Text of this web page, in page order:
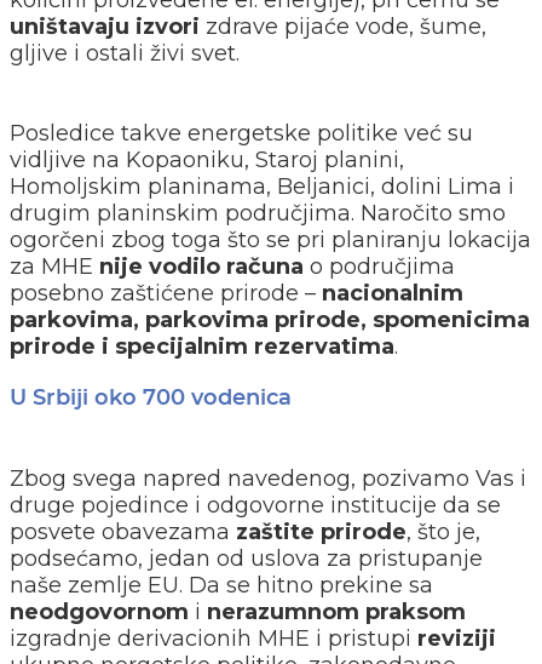
uništavaju izvori zdrave pijaće vode, šume,
gljive i ostali živi svet.
Posledice takve energetske politike već su
vidljive na Kopaoniku, Staroj planini,
Homoljskim planinama, Beljanici, dolini Lima i
drugim planinskim područjima. Naročito smo
ogorčeni zbog toga što se pri planiranju lokacija
za MHE nije vodilo računa o područjima
posebno zaštićene prirode – nacionalnim
parkovima, parkovima prirode, spomenicima
prirode i specijalnim rezervatima.
U Srbiji oko 700 vodenica
Zbog svega napred navedenog, pozivamo Vas i
druge pojedince i odgovorne institucije da se
posvete obavezama zaštite prirode, što je,
podsećamo, jedan od uslova za pristupanje
naše zemlje EU. Da se hitno prekine sa
neodgovornom i nerazumnom praksom
izgradnje derivacionih MHE i pristupi reviziji